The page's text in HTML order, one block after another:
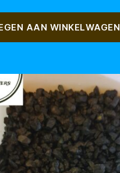
AAN WINKELWAGEN